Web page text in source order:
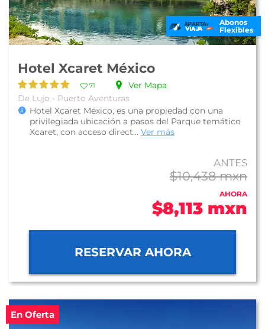
Abonos
Flexibles
Hotel Xcaret México
71
Ver Mapa
De Lujo - Puerto Aventuras
Hotel Xcaret México, es una propiedad con una
privilegiada ubicación a pasos del Parque temático
Xcaret, con acceso direct... Ver más
ANTES
$10,438 mxn
AHORA
$8,113 mxn
RESERVAR AHORA
En Oferta